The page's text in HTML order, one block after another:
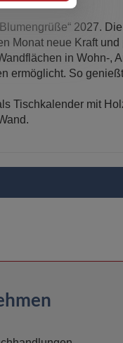
2027.
Monat neue Kraft
in Wohn-,
ermöglicht. So
Tischkalender mit